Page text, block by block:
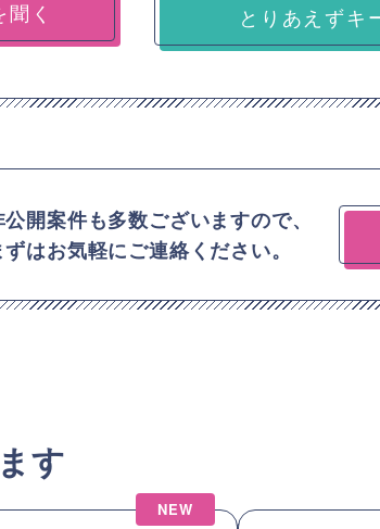
とりあえずキ
開案件も多数ございますので、
はお気軽にご連絡ください。
す
NEW